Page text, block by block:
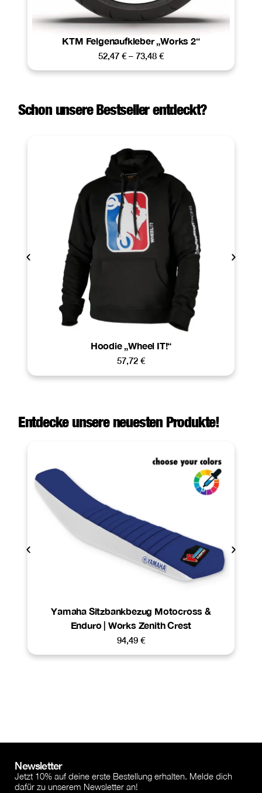
KTM Felgenaufkleber „Works 2“
52,47 € – 73,48 €
Schon unsere Bestseller entdeckt?
Hoodie „Wheel IT!“
57,72 €
Entdecke unsere neuesten Produkte!
Yamaha Sitzbankbezug Motocross &
Enduro | Works Zenith Crest
94,49 €
Newsletter
Jetzt 10% auf deine erste Bestellung erhalten. Melde dich
dafür zu unserem Newsletter an!